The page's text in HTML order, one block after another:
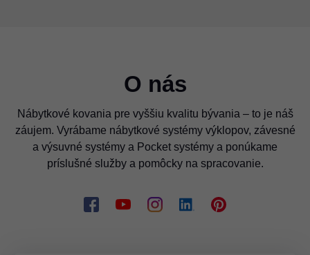
O nás
Nábytkové kovania pre vyššiu kvalitu bývania – to je náš
záujem. Vyrábame nábytkové systémy výklopov, závesné
a výsuvné systémy a Pocket systémy a ponúkame
príslušné služby a pomôcky na spracovanie.